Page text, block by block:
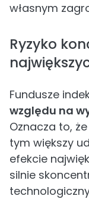
własnym
Ryzyko
Fundusze
względu na
Oznacza to,
tym większy
efekcie
silnie